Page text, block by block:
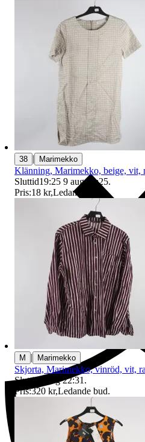
Ersättning om varan inte är
Ersättning om du inte får din
38 | Marimekko
Klänning, Marimekko, beige, vit,
Sluttid19:25 9 aug 19:25.
Pris:18 kr,Ledande bud .
M | Marimekko
Skjorta, Marimekko, vinröd, vit,
Sluttid 9 aug 22:31 .
Pris:320 kr,Ledande bud.